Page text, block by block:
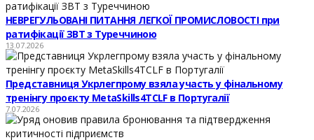
НЕВРЕГУЛЬОВАНІ ПИТАННЯ ЛЕГКОЇ ПРОМИСЛОВОСТІ при
ратифікації ЗВТ з Туреччиною
13.07.2026
Представниця Укрлегпрому взяла участь у фінальному
тренінгу проєкту MetaSkills4TCLF в Португалії
7.07.2026